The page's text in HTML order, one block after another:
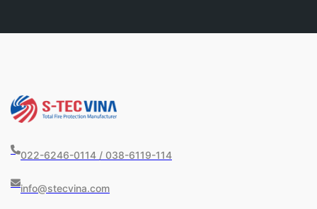
022-6246-0114 / 038-6119-114
info@stecvina.com